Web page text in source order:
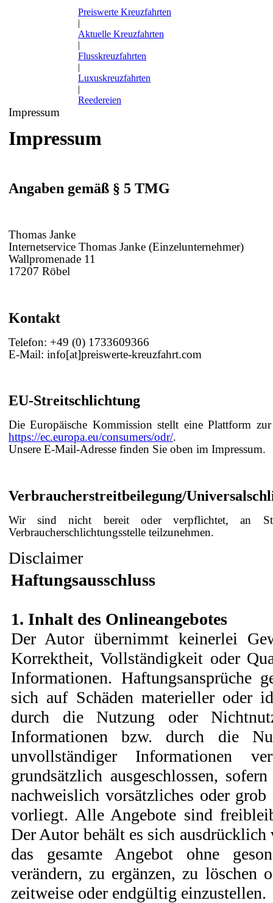
Preiswerte Kreuzfahrten
|
Aktuelle Kreuzfahrten
|
Flusskreuzfahrten
|
Luxuskreuzfahrten
|
Reedereien
Impressum
Impressum
Angaben gemäß § 5 TMG
Thomas Janke
Internetservice Thomas Janke (Einzelunternehmer)
Wallpromenade 11
17207 Röbel
Kontakt
Telefon: +49 (0) 1733609366
E-Mail: info[at]preiswerte-kreuzfahrt.com
EU-Streitschlichtung
Die Europäische Kommission stellt eine Plattform
https://ec.europa.eu/consumers/odr/.
Unsere E-Mail-Adresse finden Sie oben im Impressum.
Verbraucher­streit­beilegung/
Wir sind nicht bereit oder verpflichtet, an
Verbraucherschlichtungsstelle teilzunehmen.
Disclaimer
Haftungsausschluss
1. Inhalt des Onlineangebotes
Der Autor übernimmt keinerlei
Korrektheit, Vollständigkeit oder
Informationen. Haftungsansprüche
sich auf Schäden materieller oder
durch die Nutzung oder
Informationen bzw. durch die
unvollständiger Informationen
grundsätzlich ausgeschlossen,
nachweislich vorsätzliches oder grob
vorliegt. Alle Angebote sind
Der Autor behält es sich ausdrücklich
das gesamte Angebot ohne
verändern, zu ergänzen, zu löschen
zeitweise oder endgültig einzustellen.